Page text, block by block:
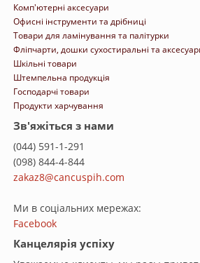
Комп'ютерні аксесуари
Офисні інструменти та дрібниці
Товари для ламінування та палітурки
Фліпчарти, дошки сухостиральні та
Шкільні товари
Штемпельна продукція
Господарчі товари
Продукти харчування
Зв'яжіться з нами
(044) 591-1-291
(098) 844-4-844
zakaz8@cancuspih.com
Ми в соціальних мережах:
Facebook
Канцелярія успіху